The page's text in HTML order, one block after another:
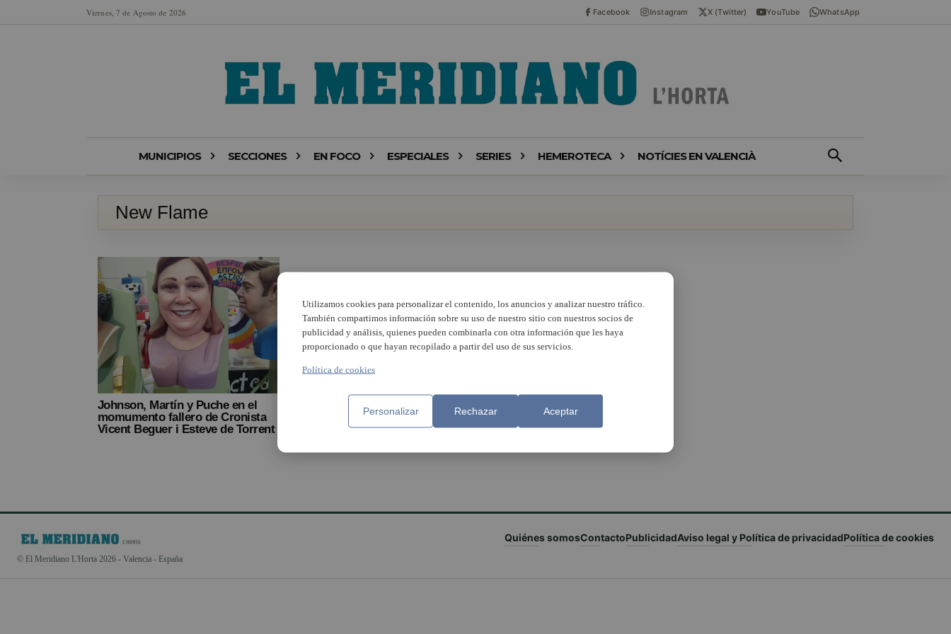
Viernes, 7 de Agosto de 2026 Facebook Instagram X (Twitter) YouTube WhatsApp
MUNICIPIOS SECCIONES EN FOCO ESPECIALES SERIES HEMEROTECA NOTÍCIES EN VALENCIÀ
New Flame
Johnson, Martín y Puche en el
momumento fallero de Cronista
Vicent Beguer i Esteve de Torrent
© El Meridiano L'Horta 2026 - Valencia - España
Quiénes somosContactoPublicidadAviso legal y Política de privacidadPolítica de cookies
Utilizamos cookies para personalizar el contenido, los anuncios y analizar nuestro tráfico.
También compartimos información sobre su uso de nuestro sitio con nuestros socios de
publicidad y análisis, quienes pueden combinarla con otra información que les haya
proporcionado o que hayan recopilado a partir del uso de sus servicios.
Política de cookies
Personalizar Rechazar Aceptar